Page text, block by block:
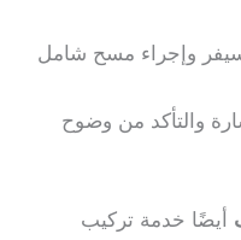
وإجراء مسح شامل
والتأكد من وضوح
أيضًا خدمة تركيب